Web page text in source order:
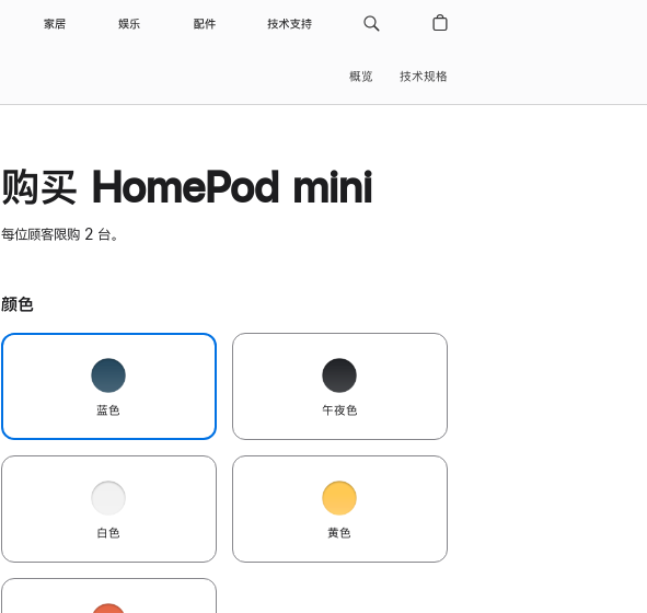
家居 娱乐 配件 技术支持
概览 技术规格
购买 HomePod mini
每位顾客限购 2 台。
颜色
蓝色 午夜色
白色 黄色